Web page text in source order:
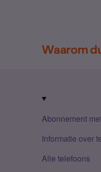
Waarom
Abonnement
Informatie over
Alle telefoons